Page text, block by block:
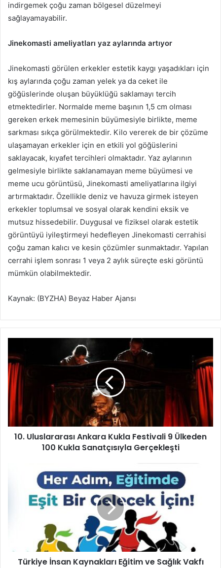
indirgemek çoğu zaman bölgesel düzelmeyi
sağlayamayabilir.
Jinekomasti ameliyatları yaz aylarında artıyor
Jinekomasti görülen erkekler estetik kaygı yaşadıkları için
kış aylarında çoğu zaman yelek ya da ceket ile
göğüslerinde oluşan büyüklüğü saklamayı tercih
etmektedirler. Normalde meme başının 1,5 cm olması
gereken erkek memesinin büyümesiyle birlikte, meme
sarkması sıkça görülmektedir. Kilo vererek de bir çözüme
ulaşamayan erkekler için en etkili yol göğüslerini
saklayacak, kıyafet tercihleri olmaktadır. Yaz aylarının
gelmesiyle birlikte saklanamayan meme büyümesi ve
meme ucu görüntüsü, Jinekomasti ameliyatlarına ilgiyi
artırmaktadır. Özellikle deniz ve havuza girmek isteyen
erkekler toplumsal ve sosyal olarak kendini eksik ve
mutsuz hissedebilir. Duygusal ve fiziksel olarak estetik
görüntüyü iyileştirmeyi hedefleyen Jinekomasti cerrahisi
çoğu zaman kalıcı ve kesin çözümler sunmaktadır. Yapılan
cerrahi işlem sonrası 1 veya 2 aylık süreçte eski görüntü
mümkün olabilmektedir.
Kaynak: (BYZHA) Beyaz Haber Ajansı
0
.
U
l
u
s
a
10. Uluslararası Ankara Kukla Festivali 9 Ülkeden
100 Kukla Sanatçısıyla Gerçekleşti
Türkiye İnsan Kaynakları Eğitim ve Sağlık Vakfı